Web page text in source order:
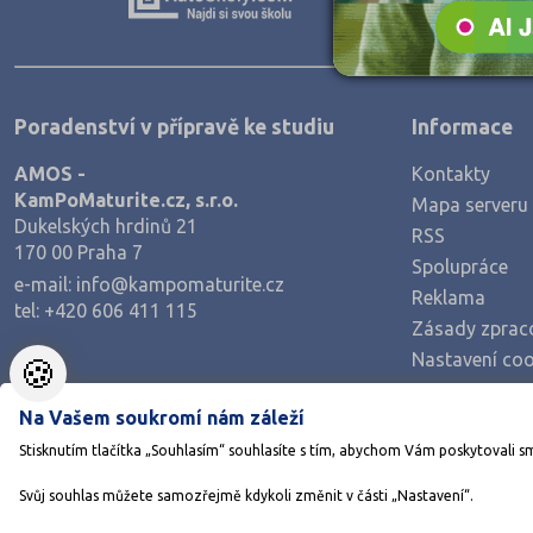
Zpracování dřeva, nábytku
Doprava a spoje
Informační služby
Ekonomie
Ekonomie a administrativa
Podnikání a management
Hotelnictví, turismus, gastronomie
Obchod, prodej
Služby
Přírodovědné a potravinářské obory
Ekologie a ochrana ŽP
Poradenství v přípravě ke studiu
AMOS -
KamPoMaturite.cz, s.r.o.
Dukelských hrdinů 21
170 00 Praha 7
e-mail: info@kampomaturite.cz
tel: +420 606 411 115
Informace
Kontakty
Mapa serveru
RSS
Spolupráce
Reklama
Zásady
Nastavení
🍪
Na Vašem soukromí nám záleží
Stisknutím tlačítka „Souhlasím“ souhlasíte s tím, abychom Vám poskytovali
Svůj souhlas můžete samozřejmě kdykoli změnit v části „Nastavení“.